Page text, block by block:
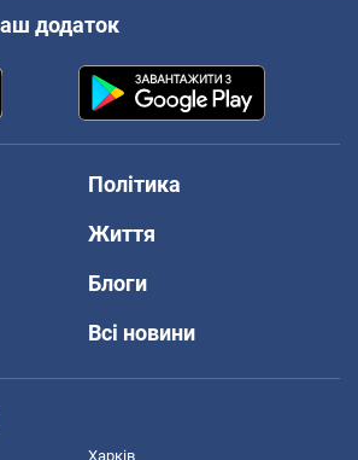
додаток
Політика
Життя
Блоги
Всі новини
Харків